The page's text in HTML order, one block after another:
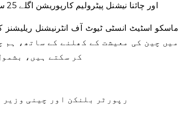
اور چائنا نیشنل پیٹرولیم کارپوریشن اگلے 25 سالوں میں چین کو مزید گیس فراہم کرے گی۔
میں چین کی معیشت کے کھلنے کے ساتھ،
کر سکتے ہیں،
رپورٹر بلنکن اور چینی